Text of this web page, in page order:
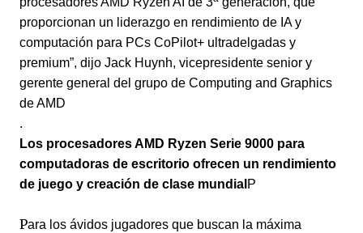
proporcionan un liderazgo en rendimiento de IA y
computación para PCs CoPilot+ ultradelgadas y
premium”, dijo Jack Huynh, vicepresidente senior y
gerente general del grupo de Computing and Graphics
de AMD
.
Los procesadores AMD Ryzen Serie 9000 para
computadoras de escritorio ofrecen un rendimiento
de juego y creación de clase mundial P
Para los ávidos jugadores que buscan la máxima